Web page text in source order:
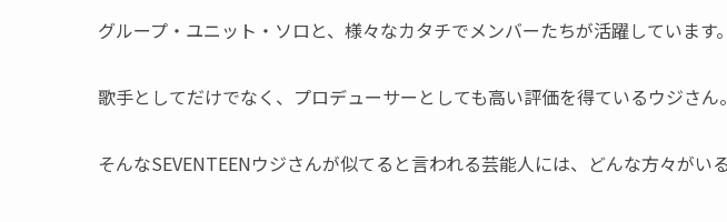
グループ・ユニット・ソロと、様々なカタチでメンバーたちが活躍しています。
歌手としてだけでなく、プロデューサーとしても高い評価を得ているウジさん。
そんなSEVENTEENウジさんが似てると言われる芸能人には、どんな方々がい